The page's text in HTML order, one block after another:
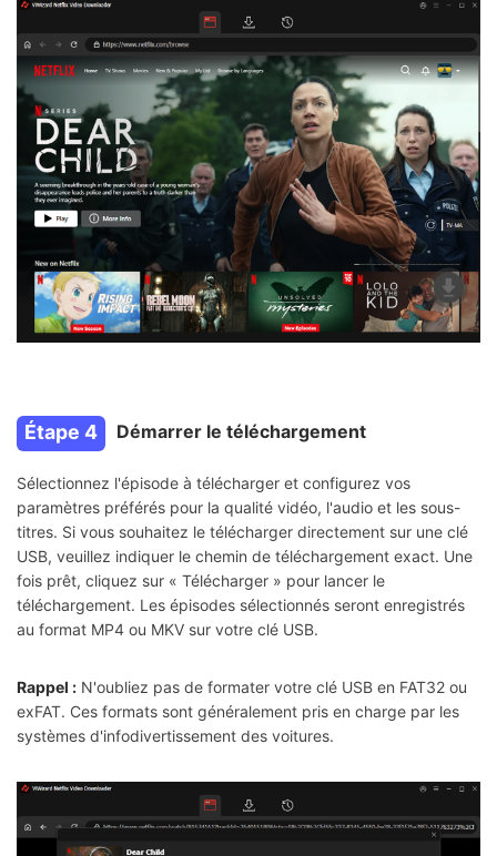
Étape 4 Démarrer le téléchargement
Sélectionnez l'épisode à télécharger et configurez vos
paramètres préférés pour la qualité vidéo, l'audio et les sous-
titres. Si vous souhaitez le télécharger directement sur une clé
USB, veuillez indiquer le chemin de téléchargement exact. Une
fois prêt, cliquez sur « Télécharger » pour lancer le
téléchargement. Les épisodes sélectionnés seront enregistrés
au format MP4 ou MKV sur votre clé USB.
Rappel : N'oubliez pas de formater votre clé USB en FAT32 ou
exFAT. Ces formats sont généralement pris en charge par les
systèmes d'infodivertissement des voitures.